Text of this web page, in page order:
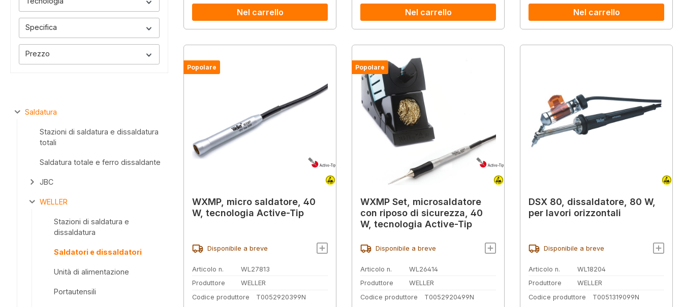
Specifica
Prezzo
Saldatura
Stazioni di saldatura e dissaldatura
totali
Saldatura totale e ferro dissaldante
JBC
WELLER
Stazioni di saldatura e
dissaldatura
Saldatori e dissaldatori
Unità di alimentazione
Portautensili
Nel carrello Nel carrello Nel carrello
Popolare
WXMP, micro saldatore, 40
W, tecnologia Active-Tip
Disponibile a breve
Articolo n.
WL27813
Produttore
WELLER
Codice produttore
T0052920399N
Popolare
WXMP Set, microsaldatore
con riposo di sicurezza, 40
W, tecnologia Active-Tip
Disponibile a breve
Articolo n.
WL26414
Produttore
WELLER
Codice produttore
T0052920499N
DSX 80, dissaldatore, 80 W,
per lavori orizzontali
Disponibile a breve
Articolo n.
WL18204
Produttore
WELLER
Codice produttore
T0051319099N